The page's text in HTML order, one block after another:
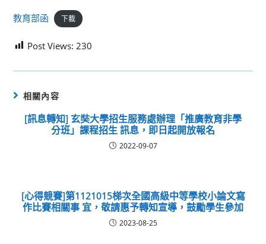
教育部函 下載
Post Views: 230
相關內容
[訊息轉知] 玄奘大學招生服務處辦理「推廣教育非學
分班」課程招生 訊息，即日起開放報名
2022-09-07
[心得競賽]第1121015梯次全國高級中等學校小論文寫
作比賽相關事 宜，敬請惠予轉知宣導，鼓勵學生參加
2023-08-25